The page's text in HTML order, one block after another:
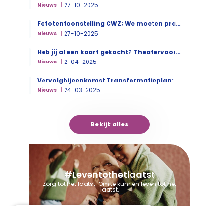
Nieuws 27-10-2025
Fototentoonstelling CWZ; We moeten praten
Nieuws 27-10-2025
Heb jij al een kaart gekocht? Theatervoorstelling in de Gloria
Nieuws 2-04-2025
Vervolgbijeenkomst Transformatieplan: kaders voor een regionaal plan van aanpak
Nieuws 24-03-2025
Bekijk alles
#Leventothetlaatst
Zorg tot het laatst. Om te kunnen leven tot het
laatst.